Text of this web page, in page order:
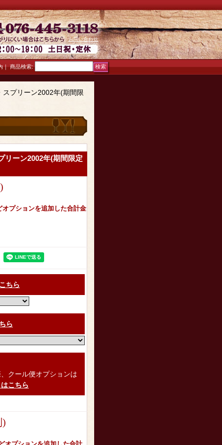
｜
お問い合わせ
商品検索:
プリーン2002年(期間限
リーン2002年(期間限定
プションを追加した合計金
ちら
ら
クール便オプションは
こちら
)